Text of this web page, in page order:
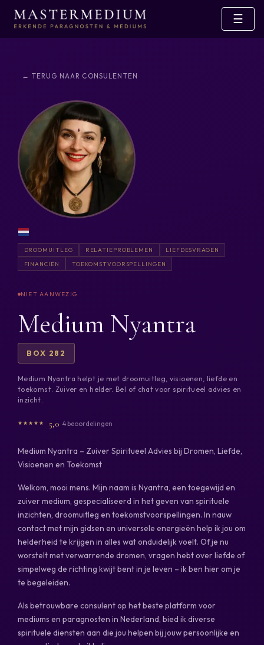
☰
← TERUG NAAR CONSULENTEN
DROOMUITLEG RELATIEPROBLEMEN
LIEFDESVRAGEN
FINANCIËN
TOEKOMSTVOORSPELLINGEN
Medium Nyantra
BOX 282
Medium Nyantra helpt je met droomuitleg, visioenen, liefde en
toekomst. Zuiver en helder. Bel of chat voor spiritueel advies en
inzicht.
5,0 4 beoordelingen
Medium Nyantra – Zuiver Spiritueel Advies bij Dromen, Liefde,
Visioenen en Toekomst
Welkom, mooi mens. Mijn naam is Nyantra, een toegewijd en
zuiver medium, gespecialiseerd in het geven van spirituele
inzichten, droomuitleg en toekomstvoorspellingen. In nauw
contact met mijn gidsen en universele energieën help ik jou om
helderheid te krijgen in alles wat onduidelijk voelt. Of je nu
worstelt met verwarrende dromen, vragen hebt over liefde of
simpelweg de richting kwijt bent in je leven – ik ben hier om je
te begeleiden.
Als betrouwbare consulent op het beste platform voor
mediums en paragnosten in Nederland, bied ik diverse
spirituele diensten aan die jou helpen bij jouw persoonlijke en